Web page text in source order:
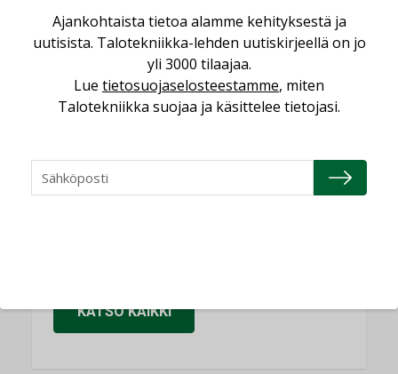
KOLUMNI
Yli miljoona kotia on vailla toimivaa
ilmanvaihtoa
KOLUMNI
saatavien tietojen vertailukelpoisuus?
KOLUMNI
KATSO KAIKKI
Ajankohtaista tietoa alamme kehityksestä ja
uutisista. Talotekniikka-lehden uutiskirjeellä on jo
yli 3000 tilaajaa.
Lue tietosuojaselosteestamme, miten
Talotekniikka suojaa ja käsittelee tietojasi.